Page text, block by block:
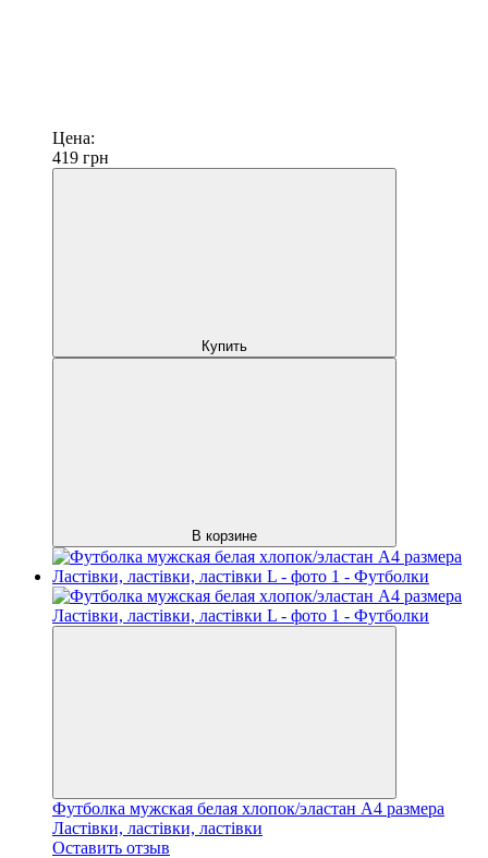
Цена:
419 грн
Купить
В корзине
Футболка мужская белая хлопок/эластан А4 размера
Ластівки, ластівки, ластівки
Оставить отзыв